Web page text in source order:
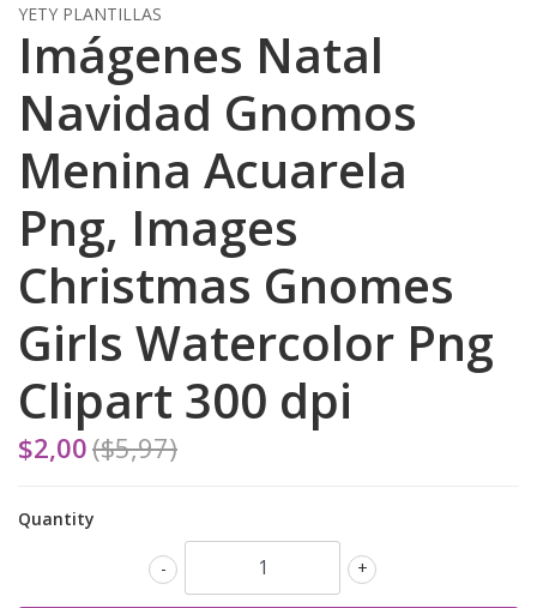
YETY PLANTILLAS
Imágenes Natal
Navidad Gnomos
Menina Acuarela
Png, Images
Christmas Gnomes
Girls Watercolor Png
Clipart 300 dpi
$2,00($5,97)
Quantity
+
-